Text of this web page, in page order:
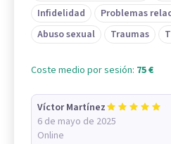
Infidelidad
Problemas
Abuso sexual
Traumas
Coste medio por sesión: 75 €
Víctor Martínez
6 de mayo de 2025
Online